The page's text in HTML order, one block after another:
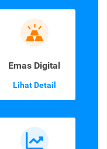
Emas Digital
Lihat Detail